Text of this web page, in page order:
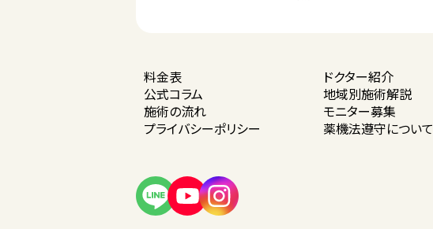
料金表 ドクター紹介
公式コラム
地域別施術解説
施術の流れ
モニター募集
プライバシーポリシー 薬機法遵守について